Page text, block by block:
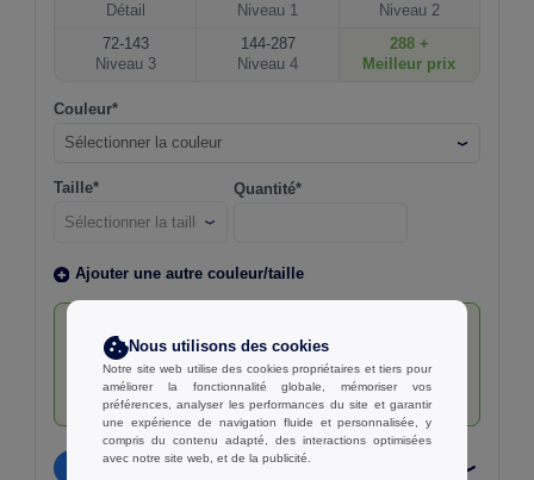
Détail
Niveau 1
Niveau 2
72-143
Niveau 3
144-287
Niveau 4
288 +
Meilleur prix
Couleur*
Sélectionner la couleur
Taille* Quantité*
Ajouter une autre couleur/taille
Augmentez votre remise!
Les commandes en volume vous donnent accès à
des tarifs plus avantageux. Plus vous commandez,
plus vous économisez !
Personnalisation (Optionnel)
Nous utilisons des cookies
Notre site web utilise des cookies propriétaires et tiers pour
améliorer la fonctionnalité globale, mémoriser vos
préférences, analyser les performances du site et garantir
une expérience de navigation fluide et personnalisée, y
compris du contenu adapté, des interactions optimisées
avec notre site web, et de la publicité.